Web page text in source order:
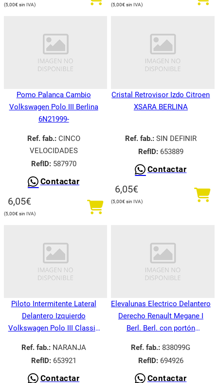
5,00€ 5,00€
Pomo Palanca Cambio
Volkswagen Polo III Berlina
6N21999-
Ref. fab.:CINCO
VELOCIDADES
RefID:587970
Contactar
6,05€
5,00€
Cristal Retrovisor Izdo Citroen
XSARA BERLINA
Ref. fab.:SIN DEFINIR
RefID:653889
Contactar
6,05€
5,00€
Piloto Intermitente Lateral
Delantero Izquierdo
Volkswagen Polo III Classic
Ref. fab.:NARANJA
RefID:653921
Contactar
Elevalunas Electrico Delantero
Derecho Renault Megane I
Berl. Berl. con portón
Ref. fab.: 838099G
RefID:694926
Contactar